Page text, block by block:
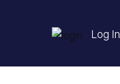
Log In